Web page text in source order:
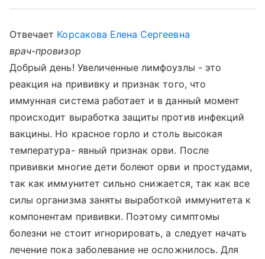
Отвечает Корсакова Елена Сергеевна
врач-провизор
Добрый день! Увеличенные лимфоузлы - это
реакция на прививку и признак того, что
иммунная система работает и в данный момент
происходит выработка защиты против инфекций
вакцины. Но красное горло и столь высокая
температура- явный признак орви. После
прививки многие дети болеют орви и простудами,
так как иммунитет сильно снижается, так как все
силы организма заняты выработкой иммунитета к
компонентам прививки. Поэтому симптомы
болезни не стоит игнорировать, а следует начать
лечение пока заболевание не осложнилось. Для